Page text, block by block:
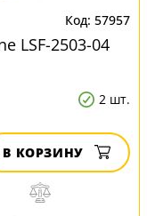
57957
LSF-2503-04
2 шт.
В КОРЗИНУ